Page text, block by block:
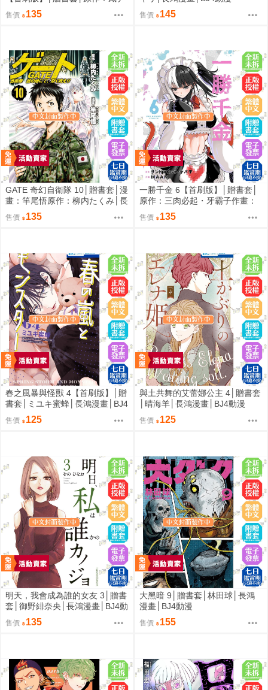
ナ漫畫：ほおのきソラ│長鴻漫畫
│BJ4動漫
售價 135 售價 145
GATE 奇幻自衛隊 10│贈書套│漫
畫：竿尾悟原作：柳内たくみ│長
鴻漫畫│BJ4動漫
售價 135
一勝千金 6【首刷版】│贈書套│
原作：三肉必起・牙霸子作畫：
MAAM│長鴻漫畫│BJ4動漫
售價 135
春之風暴與怪獸 4【首刷版】│贈
書套│ミユキ蜜蜂│長鴻漫畫│BJ4
售價 125
與土共舞的艾蕾娜公主 4│贈書套
│晴海羊│長鴻漫畫│BJ4動漫
售價 125
明天，我會成為誰的女友 3│贈書
套│御野緋奈央│長鴻漫畫│BJ4動
漫
售價 135
大黑暗 9│贈書套│林田球│長鴻
漫畫│BJ4動漫
售價 155